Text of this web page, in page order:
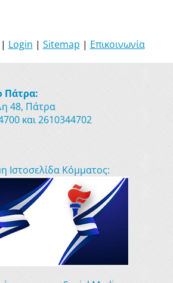
Login | Sitemap | Επικοινωνία
Πάτρα:
48, Πάτρα
και 2610344702
Ιστοσελίδα Κόμματος: